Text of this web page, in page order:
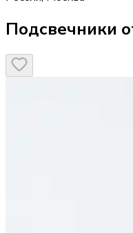
Подсвечники